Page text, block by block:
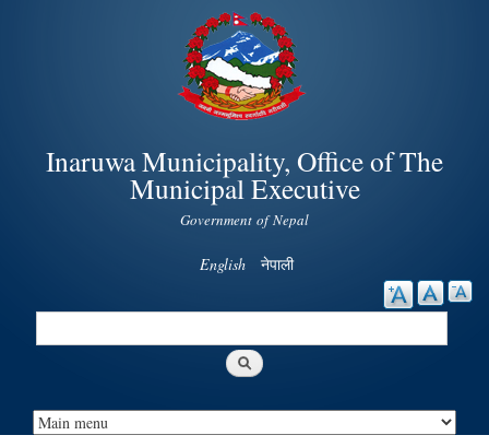
Skip to
main
content
Inaruwa Municipality, Office of The
Municipal Executive
Government of Nepal
English नेपाली
Search